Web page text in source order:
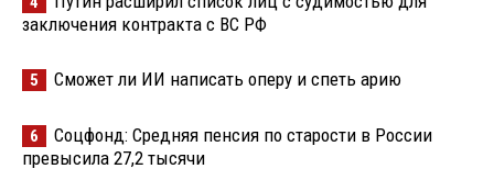
заключения контракта с ВС РФ
5 Сможет ли ИИ написать оперу и спеть арию
6
Соцфонд: Средняя пенсия по старости в России
превысила 27,2 тысячи